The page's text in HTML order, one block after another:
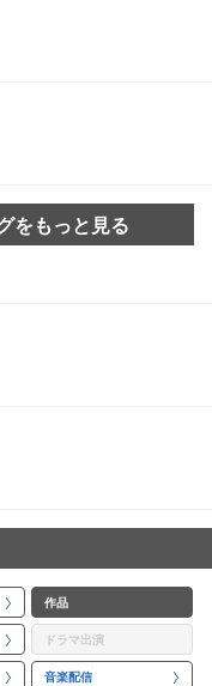
をもっと見る
作品
ドラマ出演
音楽配信